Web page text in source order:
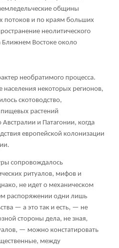
общины
потоков и по краям больших
неолитического
Ближнем Востоке около
необратимого процесса.
населения некоторых регионов,
скотоводство,
растений
и Патагонии, когда
европейской колонизации
сопровождалось
ритуалов, мифов и
не идет о механическом
распоряжении одни лишь
— а это так и есть, — не
стороны дела, не зная,
— можно констатировать
между